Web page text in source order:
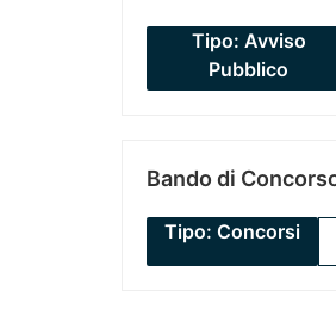
Tipo: Avviso
Pubblico
Bando di
Tipo: Concorsi